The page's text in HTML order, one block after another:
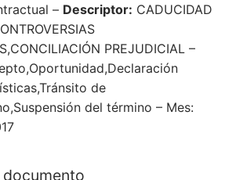
– Descriptor: CADUCIDAD
PREJUDICIAL –
de
del término – Mes: